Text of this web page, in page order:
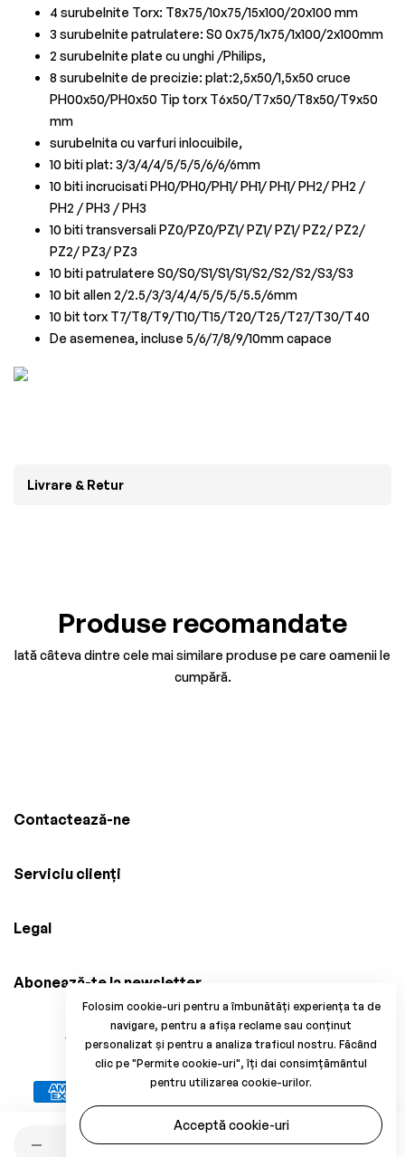
Adaugă în coș
4 surubelnite Torx: T8x75/10x75/15x100/20x100 mm
3 surubelnite patrulatere: S0 0x75/1x75/1x100/2x100mm
2 surubelnite plate cu unghi /Philips,
8 surubelnite de precizie: plat:2,5x50/1,5x50 cruce
PH00x50/PH0x50 Tip torx T6x50/T7x50/T8x50/T9x50
mm
surubelnita cu varfuri inlocuibile,
10 biti plat: 3/3/4/4/5/5/5/6/6/6mm
10 biti incrucisati PH0/PH0/PH1/ PH1/ PH1/ PH2/ PH2 /
PH2 / PH3 / PH3
10 biti transversali PZ0/PZ0/PZ1/ PZ1/ PZ1/ PZ2/ PZ2/
PZ2/ PZ3/ PZ3
10 biti patrulatere S0/S0/S1/S1/S1/S2/S2/S2/S3/S3
10 bit allen 2/2.5/3/3/4/4/5/5/5/5.5/6mm
10 bit torx T7/T8/T9/T10/T15/T20/T25/T27/T30/T40
De asemenea, incluse 5/6/7/8/9/10mm capace
Livrare & Retur
Produse recomandate
Iată câteva dintre cele mai similare produse pe care oamenii le
cumpără.
Contactează-ne
Serviciu clienți
Legal
Abonează-te la newsletter
© 2025 Brico Mania, CUI: 38034914, Reg. Com.
J33/1371/2017. All Rights Reserved.
Folosim cookie-uri pentru a îmbunătăți experiența ta de
navigare, pentru a afișa reclame sau conținut
personalizat și pentru a analiza traficul nostru. Făcând
clic pe "Permite cookie-uri", îți dai consimțământul
pentru utilizarea cookie-urilor.
Acceptă cookie-uri